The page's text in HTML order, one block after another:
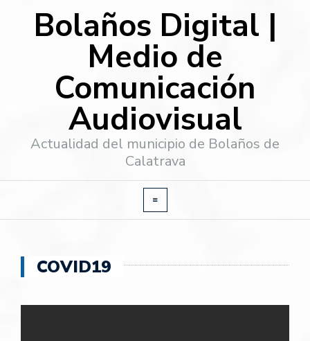
Bolaños Digital |
Medio de
Comunicación
Audiovisual
Actualidad del municipio de Bolaños de
Calatrava
COVID19